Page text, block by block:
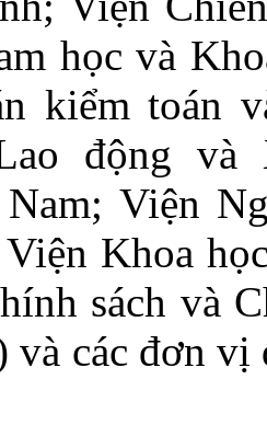
học và
kiểm toán
động
Viện
Khoa
sách và
và các đơn